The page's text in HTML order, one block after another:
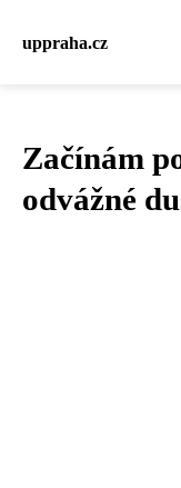
uppraha.cz
Začínám
odvážné